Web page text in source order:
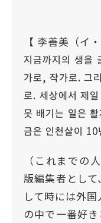
【 李善美（イ
지금까지의 생을
가로, 작가로. 그
로. 세상에서 제
못 배기는 일은
금은 인천살이 10
（これまでの
版編集者とし
して時には外
の中で一番好